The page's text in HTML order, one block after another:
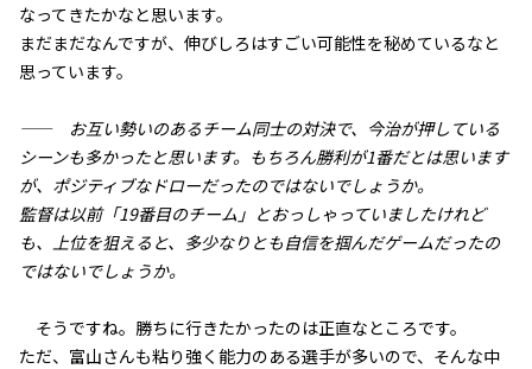
なってきたかなと思います。
まだまだなんですが、伸びしろはすごい可能性を秘めているなと
思っています。
—— お互い勢いのあるチーム同士の対決で、今治が押している
シーンも多かったと思います。もちろん勝利が1番だとは思います
が、ポジティブなドローだったのではないでしょうか。
監督は以前「19番目のチーム」とおっしゃっていましたけれど
も、上位を狙えると、多少なりとも自信を掴んだゲームだったの
ではないでしょうか。
そうですね。勝ちに行きたかったのは正直なところです。
ただ、富山さんも粘り強く能力のある選手が多いので、そんな中